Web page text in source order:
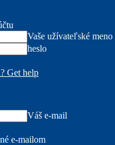
Vaše užívateľské meno
heslo
Get help
Váš e-mail
e-mailom